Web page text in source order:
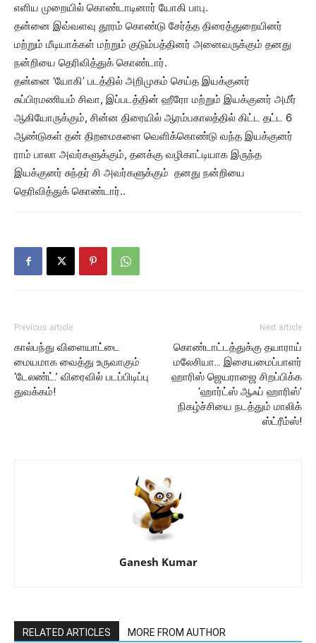
எளிய முறையில் கொண்டாடினார் யோகி பாபு.
தன்னை இவ்வளவு தூரம் கொண்டு சேர்த்த திரைத்துறையினர்
மற்றும் மீடியாக்கள் மற்றும் குடும்பத்தினர் அனைவருக்கும் தனது
நன்றியை தெரிவித்துக் கொண்டார்.
தன்னை ‘யோகி’ படத்தில் அறிமுகம் செய்த இயக்குனர்
சுப்பிரமணியம் சிவா, இப்படத்தின் ஹீரோ மற்றும் இயக்குனர் அமீர்
ஆகியோருக்கும், சின்ன திரையில் ஆரம்பகாலத்தில் கிட்ட தட்ட 6
ஆண்டுகள் தன் திறமைகளை வெளிக்கொண்டு வந்த இயக்குனர்
ராம் பாலா அவர்களுக்கும், தனக்கு வழிகாட்டியாக இருந்த
இயக்குனர் சுந்தர் சி அவர்களுக்கும் தனது நன்றியை
தெரிவித்துக் கொண்டார்..
Previous article
கால்பந்து விளையாட்டை
மையமாக வைத்து உருவாகும்
‘டேலண்ட்.’ விரைவில் படப்பிடிப்பு
துவக்கம்!
Next article
கொண்டாட்டத்துக்கு தயாராய்
மலேசியா… இசையமைப்பாளர்
ஹாரிஸ் ஜெயராஜை சிறப்பிக்க
‘ஹார்ட்ஸ் ஆஃப் ஹாரிஸ்’
நிகழ்ச்சியை நடத்தும் மாலிக்
ஸ்ட்ரீம்ஸ்!
Ganesh Kumar
RELATED ARTICLES MORE FROM AUTHOR